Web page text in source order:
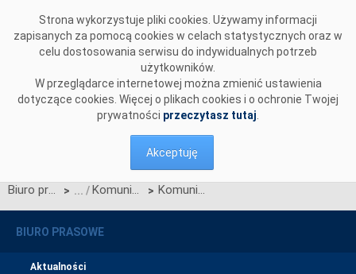
Strona wykorzystuje pliki cookies. Używamy informacji
zapisanych za pomocą cookies w celach statystycznych oraz w
celu dostosowania serwisu do indywidualnych potrzeb
użytkowników.
W przeglądarce internetowej można zmienić ustawienia
dotyczące cookies. Więcej o plikach cookies i o ochronie Twojej
prywatności przeczytasz tutaj
Akceptuję
Biuro prasowe > Komunikaty OSP > Komunikat dotyczący wprowadzenia stopni zasilania z dnia 30 sierpnia 2015 r. z godz. 7:55
BIURO PRASOWE
Aktualności